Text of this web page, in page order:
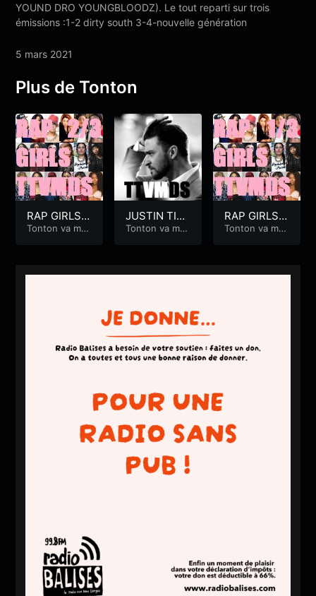
YOUND DRO YOUNGBLOODZ). Le tout reparti sur trois
émissions :1-2 dirty south 3-4-nouvelle génération
5 mars 2021
Plus de Tonton
RAP GIRLS
2/3
Tonton va met
JUSTIN TIM
BERLAKE
Tonton va met
RAP GIRLS
1/3
Tonton va met